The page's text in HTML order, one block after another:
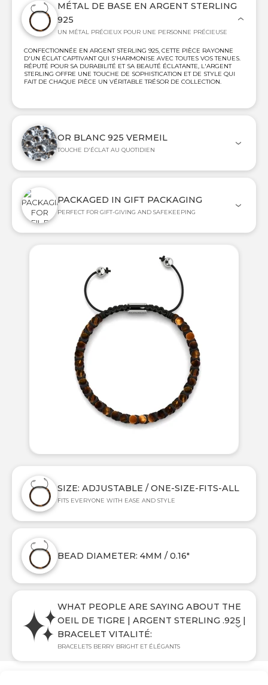
MÉTAL DE BASE EN ARGENT STERLING
925
UN MÉTAL PRÉCIEUX POUR UNE PERSONNE PRÉCIEUSE
CONFECTIONNÉE EN ARGENT STERLING 925, CETTE PIÈCE RAYONNE
D'UN ÉCLAT CAPTIVANT QUI S'HARMONISE AVEC TOUTES VOS TENUES.
RÉPUTÉ POUR SA DURABILITÉ ET SA BEAUTÉ ÉCLATANTE, L'ARGENT
STERLING OFFRE UNE TOUCHE DE SOPHISTICATION ET DE STYLE QUI
FAIT DE CHAQUE PIÈCE UN VÉRITABLE TRÉSOR DE COLLECTION.
OR BLANC 925 VERMEIL
TOUCHE D'ÉCLAT AU QUOTIDIEN
PACKAGED IN GIFT PACKAGING
PERFECT FOR GIFT-GIVING AND SAFEKEEPING
SIZE: ADJUSTABLE / ONE-SIZE-FITS-ALL
FITS EVERYONE WITH EASE AND STYLE
BEAD DIAMETER: 4MM / 0.16"
WHAT PEOPLE ARE SAYING ABOUT THE
OEIL DE TIGRE | ARGENT STERLING .925 |
BRACELET VITALITÉ:
BRACELETS BERRY BRIGHT ET ÉLÉGANTS